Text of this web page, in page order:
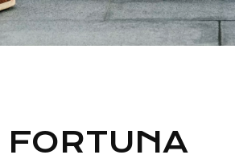
Zoznam predajní
Informácie
FORTUNA